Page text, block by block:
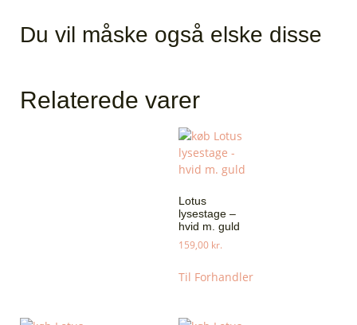
Du vil måske også elske disse
Relaterede varer
Lotus
lysestage –
hvid m. guld
159,00 kr.
Til Forhandler